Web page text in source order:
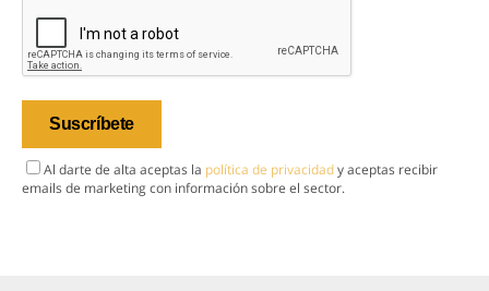
Al darte de alta aceptas la política de privacidady aceptas recibir
emails de marketing con información sobre el sector.